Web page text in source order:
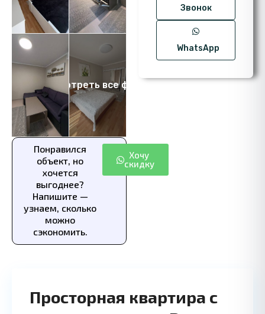
Посмотреть все фото 8
Понравился
объект, но
хочется
выгоднее?
Напишите —
узнаем, сколько
можно
сэкономить.
Хочу
скидку
Звонок
WhatsApp
Просторная квартира с